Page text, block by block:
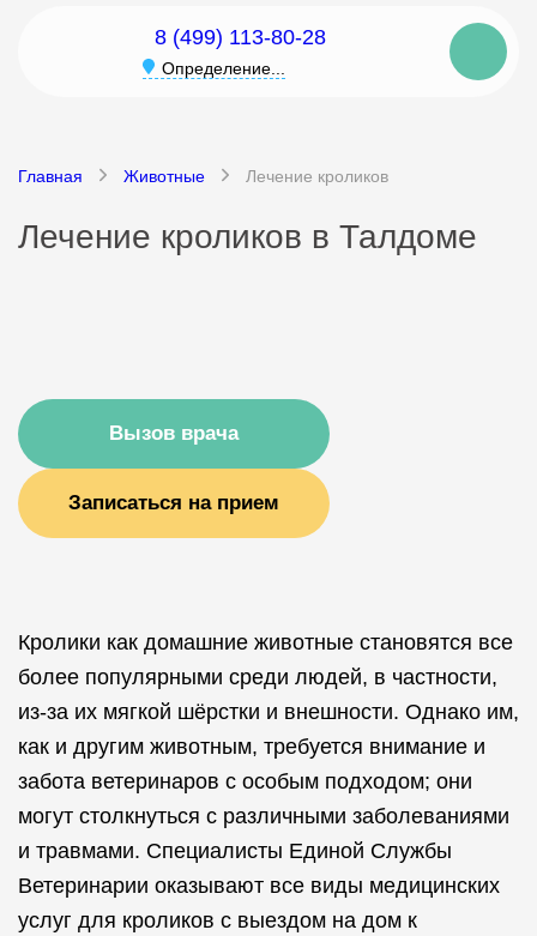
8 (499) 113-80-28
Определение...
Главная Животные Лечение кроликов
Лечение кроликов в Талдоме
Вызов врача
Записаться на прием
Кролики как домашние животные становятся все
более популярными среди людей, в частности,
из-за их мягкой шёрстки и внешности. Однако им,
как и другим животным, требуется внимание и
забота ветеринаров с особым подходом; они
могут столкнуться с различными заболеваниями
и травмами. Специалисты Единой Службы
Ветеринарии оказывают все виды медицинских
услуг для кроликов с выездом на дом к